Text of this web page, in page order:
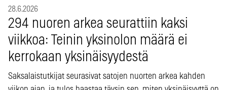
28.6.2026
294 nuoren arkea seurattiin kaksi
viikkoa: Teinin yksinolon määrä ei
kerrokaan yksinäisyydestä
Saksalaistutkijat seurasivat satojen nuorten arkea kahden